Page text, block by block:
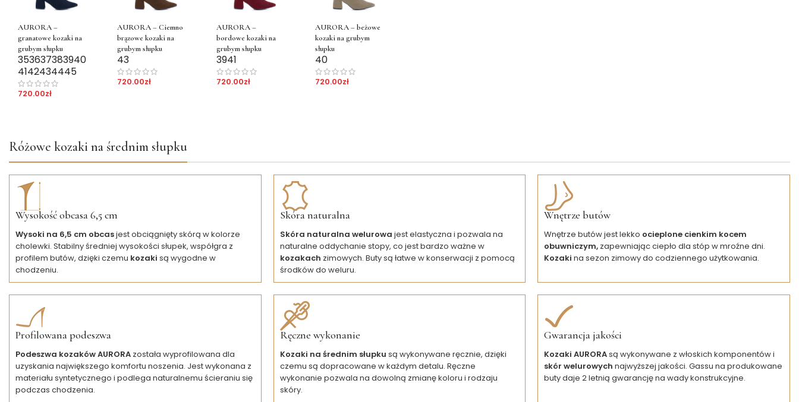
AURORA –
granatowe kozaki na
grubym słupku
353637383940
4142434445
720.00zł
AURORA – Ciemno
brązowe kozaki na
grubym słupku
43
720.00zł
AURORA –
bordowe kozaki na
grubym słupku
3941
720.00zł
AURORA – beżowe
kozaki na grubym
słupku
40
720.00zł
Różowe kozaki na średnim słupku
Wysokość obcasa 6,5 cm
Wysoki na 6,5 cm obcasjest obciągnięty skórą w kolorze
cholewki. Stabilny średniej wysokości słupek, współgra z
profilem butów, dzięki czemu kozaki są wygodne w
chodzeniu.
Skóra naturalna
Skóra naturalna welurowa jest elastyczna i pozwala na
naturalne oddychanie stopy, co jest bardzo ważne w
kozakach zimowych. Buty są łatwe w konserwacji z pomocą
środków do weluru.
Wnętrze butów
Wnętrze butów jest lekko ocieplone cienkim kocem
obuwniczym, zapewniając ciepło dla stóp w mroźne dni.
Kozakina sezon zimowy do codziennego użytkowania.
Profilowana podeszwa
Podeszwa kozaków AURORA została wyprofilowana dla
uzyskania największego komfortu noszenia. Jest wykonana z
materiału syntetycznego i podlega naturalnemu ścieraniu się
podczas chodzenia.
Ręczne wykonanie
Kozaki na średnim słupku są wykonywane ręcznie, dzięki
czemu są dopracowane w każdym detalu. Ręczne
wykonanie pozwala na dowolną zmianę koloru i rodzaju
skóry.
Gwarancja jakości
Kozaki AURORAsą wykonywane z włoskich komponentów i
skór welurowych najwyższej jakości. Gassu na produkowane
buty daje 2 letnią gwarancję na wady konstrukcyjne.